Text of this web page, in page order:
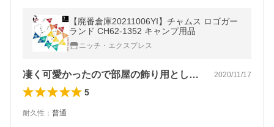
【廃番倉庫20211006YI】チャムス ロゴガー
ランド CH62-1352 キャンプ用品
ニッチ・エクスプレス
凄く可愛かったので部屋の飾り用として購… 2020/11/17
5
耐久性 ： 普通